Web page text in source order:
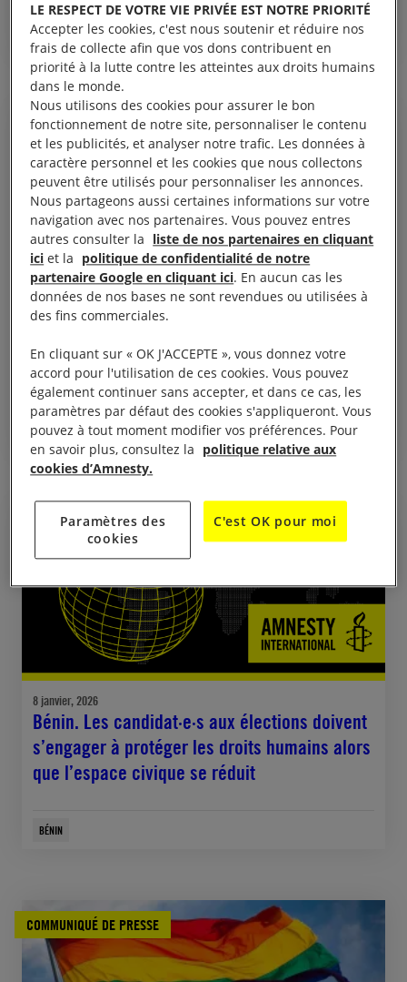
BÉNIN JUSTICE DE GENRE
COMMUNIQUÉ DE PRESSE
12 janvier, 2026
BÉNIN : CINQ PRIORITÉS EN MATIERE DE
PROTECTION ET DE PROMOTION DES DROITS
HUMAINS
BÉNIN
COMMUNIQUÉ DE PRESSE
8 janvier, 2026
Bénin. Les candidat·e·s aux élections doivent
s’engager à protéger les droits humains alors
que l’espace civique se réduit
BÉNIN
COMMUNIQUÉ DE PRESSE
LE RESPECT DE VOTRE VIE PRIVÉE EST NOTRE PRIORITÉ
Accepter les cookies, c'est nous soutenir et réduire nos
frais de collecte afin que vos dons contribuent en
priorité à la lutte contre les atteintes aux droits humains
dans le monde.
Nous utilisons des cookies pour assurer le bon
fonctionnement de notre site, personnaliser le contenu
et les publicités, et analyser notre trafic. Les données à
caractère personnel et les cookies que nous collectons
peuvent être utilisés pour personnaliser les annonces.
Nous partageons aussi certaines informations sur votre
navigation avec nos partenaires. Vous pouvez entres
autres consulter la liste de nos partenaires en cliquant
ici et la politique de confidentialité de notre
partenaire Google en cliquant ici. En aucun cas les
données de nos bases ne sont revendues ou utilisées à
des fins commerciales.
En cliquant sur « OK J'ACCEPTE », vous donnez votre
accord pour l'utilisation de ces cookies. Vous pouvez
également continuer sans accepter, et dans ce cas, les
paramètres par défaut des cookies s'appliqueront. Vous
pouvez à tout moment modifier vos préférences. Pour
en savoir plus, consultez la politique relative aux
cookies d’Amnesty.
Paramètres des
cookies
C'est OK pour moi